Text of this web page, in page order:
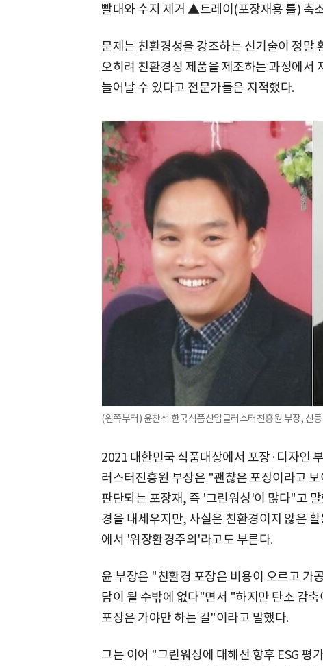
빨대와 수저 제거 ▲트레이(포장재용 틀) 축
문제는 친환경성을 강조하는 신기술이 정말
오히려 친환경성 제품을 제조하는 과정에서
늘어날 수 있다고 전문가들은 지적했다.
(왼쪽부터) 윤찬석 한국식품산업클러스터진흥원 부장, 신
2021 대한민국 식품대상에서 포장·디자인
러스터진흥원 부장은 "괜찮은 포장이라고
판단되는 포장재, 즉 '그린워싱'이 많다"고
경을 내세우지만, 사실은 친환경이지 않은
에서 '위장환경주의'라고도 부른다.
윤 부장은 "친환경 포장은 비용이 오르고 가
담이 될 수밖에 없다"면서 "하지만 탄소 감
포장은 가야만 하는 길"이라고 말했다.
그는 이어 "그린워싱에 대해선 향후 ESG 평